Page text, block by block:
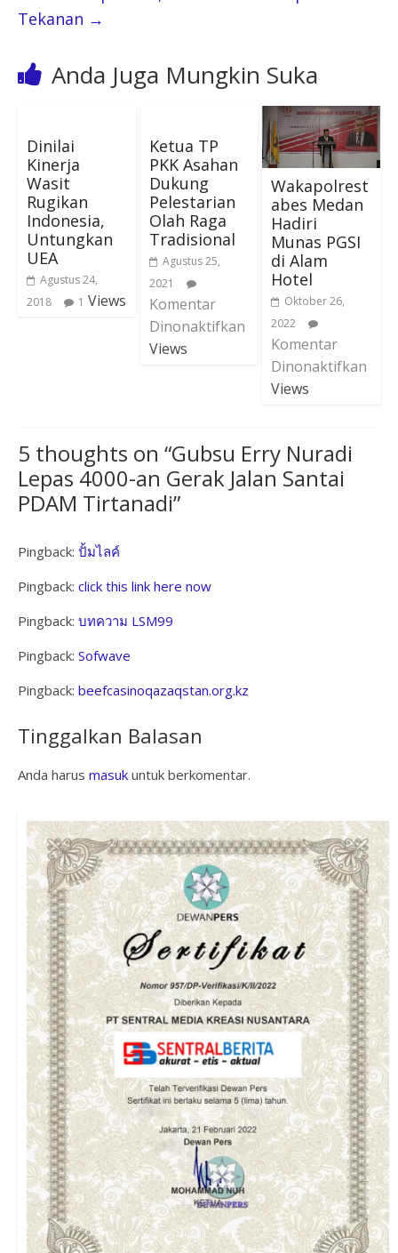
Tekanan →
Anda Juga Mungkin Suka
Dinilai
Kinerja
Wasit
Rugikan
Indonesia,
Untungkan
UEA
Agustus 24,
2018
1 Views
Ketua TP
PKK Asahan
Dukung
Pelestarian
Olah Raga
Tradisional
Agustus 25,
2021
Komentar
Dinonaktifkan
Views
Wakapolrest
abes Medan
Hadiri
Munas PGSI
di Alam
Hotel
Oktober 26,
2022
Komentar
Dinonaktifkan
Views
5 thoughts on “Gubsu Erry Nuradi
Lepas 4000-an Gerak Jalan Santai
PDAM Tirtanadi”
Pingback: ปั้มไลค์
Pingback: click this link here now
Pingback: บทความ LSM99
Pingback: Sofwave
Pingback: beefcasinoqazaqstan.org.kz
Tinggalkan Balasan
Anda harus masukuntuk berkomentar.